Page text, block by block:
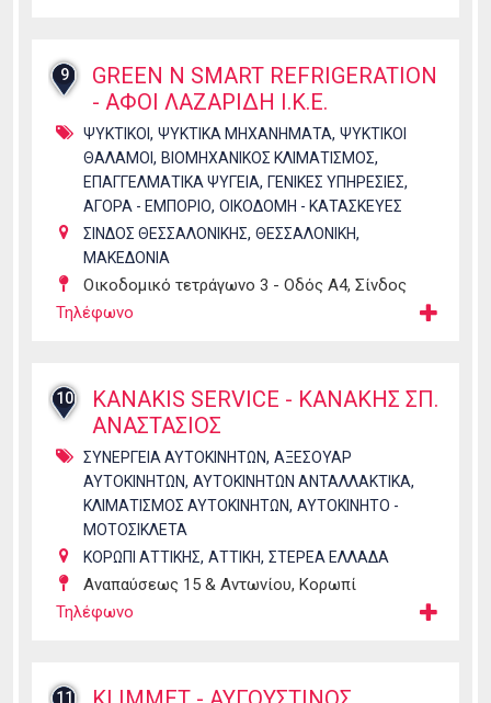
9
GREEN N SMART REFRIGERATION
- ΑΦΟΙ ΛΑΖΑΡΙΔΗ Ι.Κ.Ε.
ΨΥΚΤΙΚΟΙ , ΨΥΚΤΙΚΑ ΜΗΧΑΝΗΜΑΤΑ, ΨΥΚΤΙΚΟΙ
ΘΑΛΑΜΟΙ , ΒΙΟΜΗΧΑΝΙΚΟΣ ΚΛΙΜΑΤΙΣΜΟΣ,
ΕΠΑΓΓΕΛΜΑΤΙΚΑ ΨΥΓΕΙΑ, ΓΕΝΙΚΕΣ ΥΠΗΡΕΣΙΕΣ,
ΑΓΟΡΑ - ΕΜΠΟΡΙΟ, ΟΙΚΟΔΟΜΗ - ΚΑΤΑΣΚΕΥΕΣ
ΣΙΝΔΟΣ ΘΕΣΣΑΛΟΝΙΚΗΣ, ΘΕΣΣΑΛΟΝΙΚΗ,
ΜΑΚΕΔΟΝΙΑ
Οικοδομικό τετράγωνο 3 - Οδός Α4, Σίνδος
Τηλέφωνο
10
KANAKIS SERVICE - ΚΑΝΑΚΗΣ ΣΠ.
ΑΝΑΣΤΑΣΙΟΣ
ΣΥΝΕΡΓΕΙΑ ΑΥΤΟΚΙΝΗΤΩΝ, ΑΞΕΣΟΥΑΡ
ΑΥΤΟΚΙΝΗΤΩΝ, ΑΥΤΟΚΙΝΗΤΩΝ ΑΝΤΑΛΛΑΚΤΙΚΑ,
ΚΛΙΜΑΤΙΣΜΟΣ ΑΥΤΟΚΙΝΗΤΩΝ, ΑΥΤΟΚΙΝΗΤΟ -
ΜΟΤΟΣΙΚΛΕΤΑ
ΚΟΡΩΠΙ ΑΤΤΙΚΗΣ, ΑΤΤΙΚΗ, ΣΤΕΡΕΑ ΕΛΛΑΔΑ
Αναπαύσεως 15 & Αντωνίου, Κορωπί
Τηλέφωνο
11